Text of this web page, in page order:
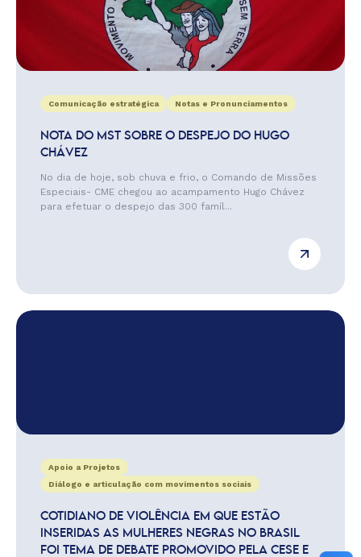
Comunicação estratégica Notas e Pronunciamentos
NOTA DO MST SOBRE O DESPEJO DO HUGO
CHÁVEZ
No dia de hoje, sob chuva e frio, o Comando de Missões
Especiais- CME chegou ao acampamento Hugo Chávez
para efetuar o despejo das 300 famíl...
Apoio a Projetos
Diálogo e articulação com movimentos sociais
COTIDIANO DE VIOLÊNCIA EM QUE ESTÃO
INSERIDAS AS MULHERES NEGRAS NO BRASIL
FOI TEMA DE DEBATE PROMOVIDO PELA CESE E